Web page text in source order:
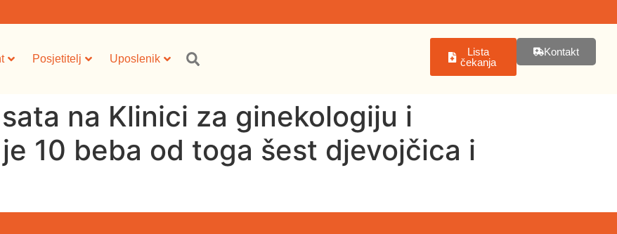
Posjetitelj Uposlenik
Lista
čekanja
Kontakt
na Klinici za ginekologiju i
10 beba od toga šest djevojčica i